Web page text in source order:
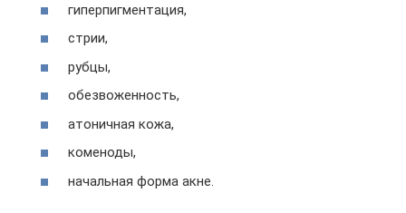
гиперпигментация,
стрии,
рубцы,
обезвоженность,
атоничная кожа,
коменоды,
начальная форма акне.